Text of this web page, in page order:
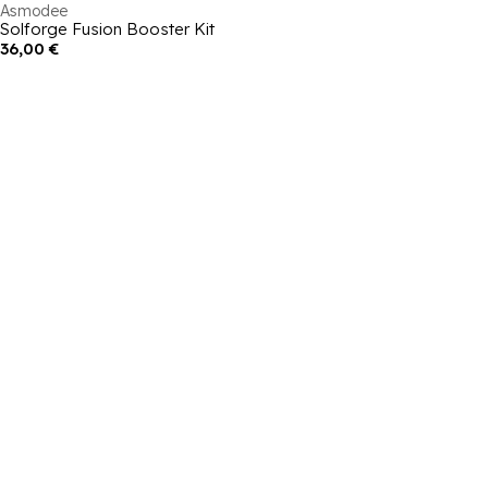
Asmodee
Solforge Fusion Booster Kit
36,00 €